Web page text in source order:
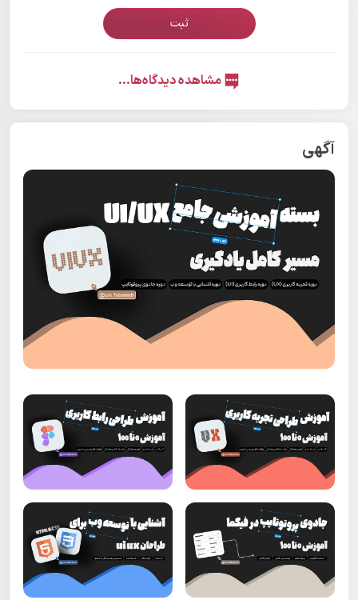
ثبت
مشاهده دیدگاه‌ها...
آگهی